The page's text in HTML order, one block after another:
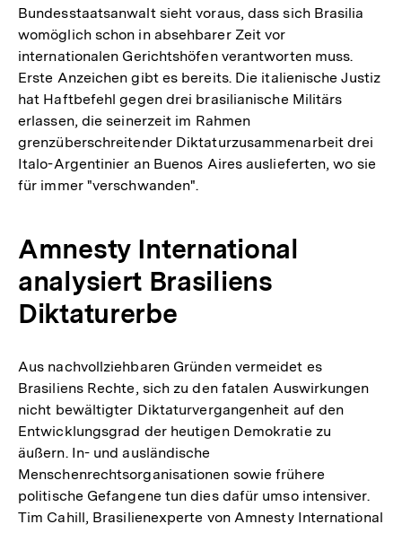
Bundesstaatsanwalt sieht voraus, dass sich Brasilia
womöglich schon in absehbarer Zeit vor
internationalen Gerichtshöfen verantworten muss.
Erste Anzeichen gibt es bereits. Die italienische Justiz
hat Haftbefehl gegen drei brasilianische Militärs
erlassen, die seinerzeit im Rahmen
grenzüberschreitender Diktaturzusammenarbeit drei
Italo-Argentinier an Buenos Aires auslieferten, wo sie
für immer "verschwanden".
Amnesty International
analysiert Brasiliens
Diktaturerbe
Aus nachvollziehbaren Gründen vermeidet es
Brasiliens Rechte, sich zu den fatalen Auswirkungen
nicht bewältigter Diktaturvergangenheit auf den
Entwicklungsgrad der heutigen Demokratie zu
äußern. In- und ausländische
Menschenrechtsorganisationen sowie frühere
politische Gefangene tun dies dafür umso intensiver.
Tim Cahill, Brasilienexperte von Amnesty International